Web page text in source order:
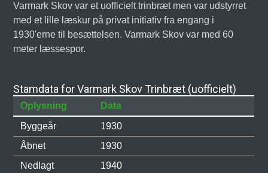
Varmark Skov var et uofficielt trinbræt men var udstyrret
med et lille læskur på privat initiativ fra engang i
1930'erne til besættelsen. Varmark Skov var med 60
meter læssespor.
Stamdata for Varmark Skov Trinbræt (uofficielt)
Oplysning
Data
Byggeår
1930
Åbnet
1930
Nedlagt
1940